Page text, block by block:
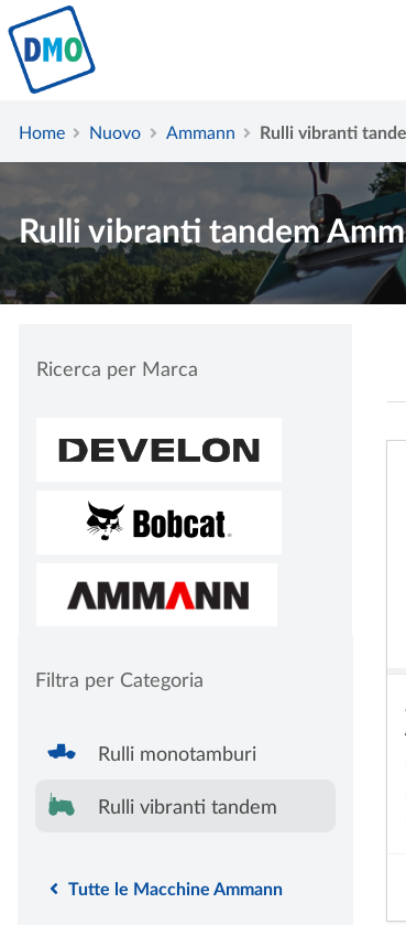
Home Nuovo Ammann Rulli vibranti
Rulli vibranti tandem
Ricerca per Marca
Filtra per Categoria
Rulli monotamburi
Rulli vibranti tandem
Tutte le Macchine Ammann